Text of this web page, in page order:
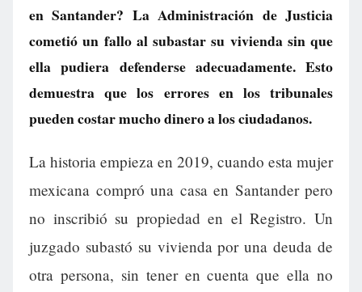
en Santander? La Administración de Justicia
cometió un fallo al subastar su vivienda sin que
ella pudiera defenderse adecuadamente. Esto
demuestra que los errores en los tribunales
pueden costar mucho dinero a los ciudadanos.
La historia empieza en 2019, cuando esta mujer
mexicana compró una casa en Santander pero
no inscribió su propiedad en el Registro. Un
juzgado subastó su vivienda por una deuda de
otra persona, sin tener en cuenta que ella no